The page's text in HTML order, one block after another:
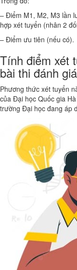
– Điểm M1, M2, M3 lần
hợp xét tuyển (nhân 2
– Điểm ưu tiên (nếu có).
Tính điểm xét
bài thi đánh
Phương thức xét tuyển
của Đại học Quốc gia
trường Đại học đang áp